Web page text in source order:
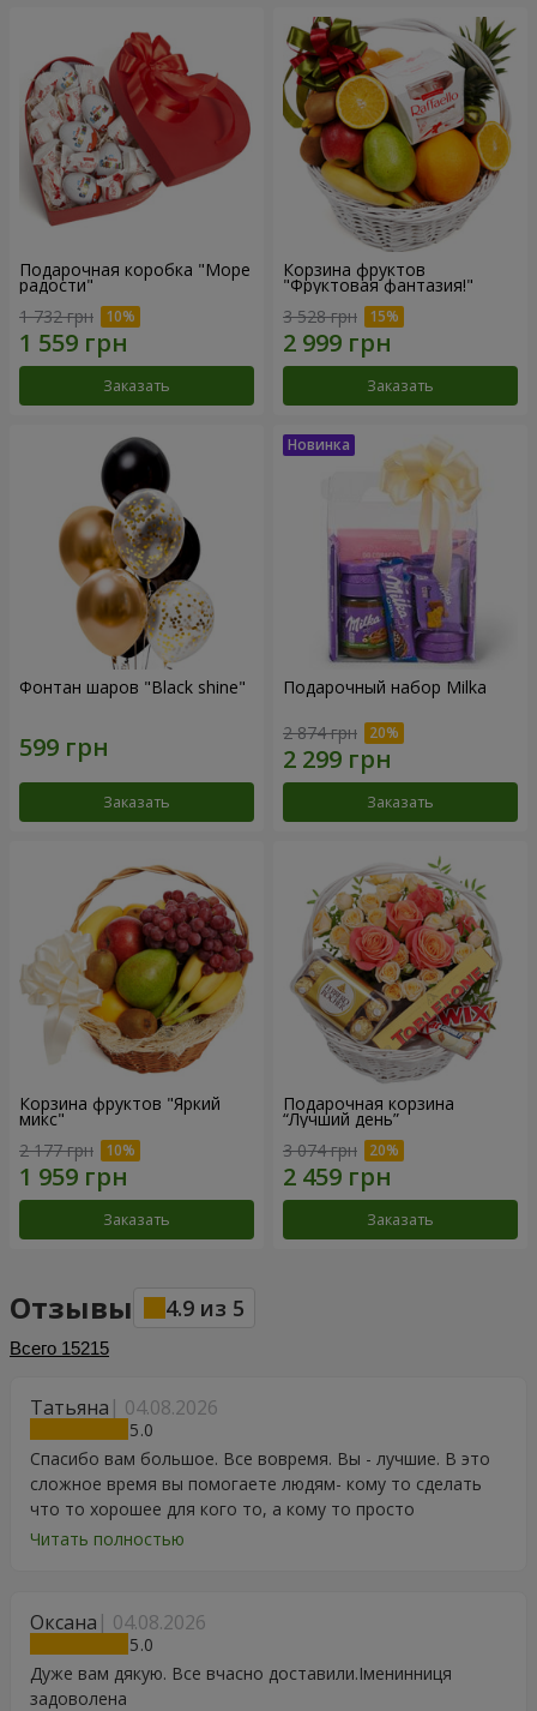
Подарочная коробка "Море
радости"
1 732 грн
Заказать
Корзина фруктов
"Фруктовая фантазия!"
3 528 грн
Заказать
Фонтан шаров "Black shine"
Заказать
Подарочный набор Milka
2 874 грн
Заказать
Корзина фруктов "Яркий
микс"
2 177 грн
Заказать
Подарочная корзина
“Лучший день”
3 074 грн
Заказать
Отзывы 4.9 из 5
Всего 15215
Татьяна 04.08.2026
5
Спасибо вам большое. Все вовремя. Вы - лучшие. В это
сложное время вы помогаете людям- кому то сделать
что то хорошее для кого то, а кому то просто
порадоваться цветам, подарку, тортику, поздравлению.
Читать полностью
Оксана 04.08.2026
5
Дуже вам дякую. Все вчасно доставили.Іменинниця
задоволена